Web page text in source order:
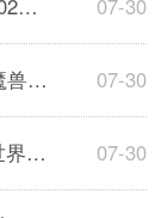
魔兽世界回归用户福利在哪领取 魔兽2025怀旧服福利礼包领取攻略 07-30
2025魔兽世界wow回归福利领取地址 魔兽世界怀旧服福利怎么领 07-30
魔兽怀旧服回归免费福利领地址 魔兽世界怀旧服回归福利有哪些 07-30